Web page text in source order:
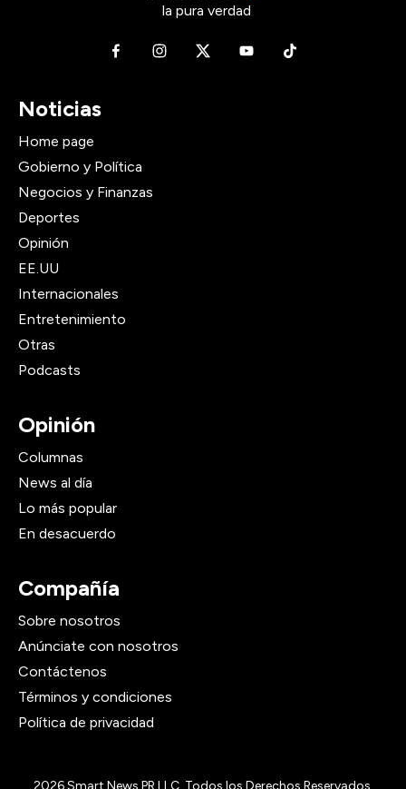
la pura verdad
Noticias
Home page
Gobierno y Política
Negocios y Finanzas
Deportes
Opinión
EE.UU
Internacionales
Entretenimiento
Otras
Podcasts
Opinión
Columnas
News al día
Lo más popular
En desacuerdo
Compañía
Sobre nosotros
Anúnciate con nosotros
Contáctenos
Términos y condiciones
Política de privacidad
2026Smart News PR LLC, Todos los Derechos Reservados.